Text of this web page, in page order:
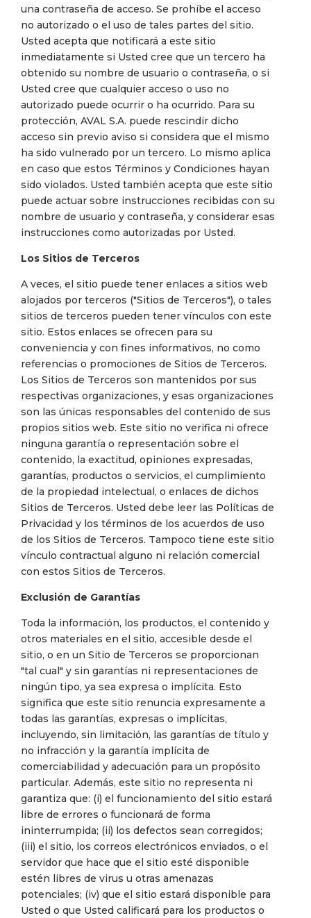
una contraseña de acceso. Se prohíbe el acceso
no autorizado o el uso de tales partes del sitio.
Usted acepta que notificará a este sitio
inmediatamente si Usted cree que un tercero ha
obtenido su nombre de usuario o contraseña, o si
Usted cree que cualquier acceso o uso no
autorizado puede ocurrir o ha ocurrido. Para su
protección, AVAL S.A. puede rescindir dicho
acceso sin previo aviso si considera que el mismo
ha sido vulnerado por un tercero. Lo mismo aplica
en caso que estos Términos y Condiciones hayan
sido violados. Usted también acepta que este sitio
puede actuar sobre instrucciones recibidas con su
nombre de usuario y contraseña, y considerar esas
instrucciones como autorizadas por Usted.
Los Sitios de Terceros
A veces, el sitio puede tener enlaces a sitios web
alojados por terceros ("Sitios de Terceros"), o tales
sitios de terceros pueden tener vínculos con este
sitio. Estos enlaces se ofrecen para su
conveniencia y con fines informativos, no como
referencias o promociones de Sitios de Terceros.
Los Sitios de Terceros son mantenidos por sus
respectivas organizaciones, y esas organizaciones
son las únicas responsables del contenido de sus
propios sitios web. Este sitio no verifica ni ofrece
ninguna garantía o representación sobre el
contenido, la exactitud, opiniones expresadas,
garantías, productos o servicios, el cumplimiento
de la propiedad intelectual, o enlaces de dichos
Sitios de Terceros. Usted debe leer las Políticas de
Privacidad y los términos de los acuerdos de uso
de los Sitios de Terceros. Tampoco tiene este sitio
vínculo contractual alguno ni relación comercial
con estos Sitios de Terceros.
Exclusión de Garantías
Toda la información, los productos, el contenido y
otros materiales en el sitio, accesible desde el
sitio, o en un Sitio de Terceros se proporcionan
"tal cual" y sin garantías ni representaciones de
ningún tipo, ya sea expresa o implícita. Esto
significa que este sitio renuncia expresamente a
todas las garantías, expresas o implícitas,
incluyendo, sin limitación, las garantías de título y
no infracción y la garantía implícita de
comerciabilidad y adecuación para un propósito
particular. Además, este sitio no representa ni
garantiza que: (i) el funcionamiento del sitio estará
libre de errores o funcionará de forma
ininterrumpida; (ii) los defectos sean corregidos;
(iii) el sitio, los correos electrónicos enviados, o el
servidor que hace que el sitio esté disponible
estén libres de virus u otras amenazas
potenciales; (iv) que el sitio estará disponible para
Usted o que Usted calificará para los productos o